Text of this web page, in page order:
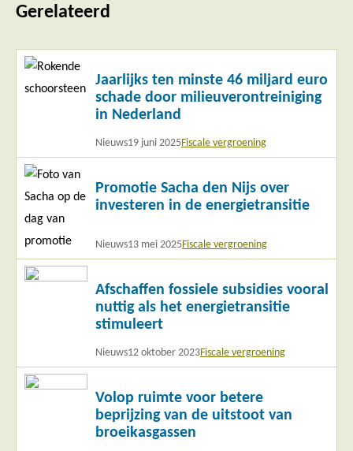
Gerelateerd
Jaarlijks ten minste 46 miljard euro
schade door milieuverontreiniging
in Nederland
Nieuws19 juni 2025Fiscale vergroening
Lees
meer
Promotie Sacha den Nijs over
investeren in de energietransitie
Nieuws13 mei 2025Fiscale vergroening
Lees
meer
Afschaffen fossiele subsidies vooral
nuttig als het energietransitie
stimuleert
Nieuws12 oktober 2023Fiscale vergroening
Lees
Volop ruimte voor betere
beprijzing van de uitstoot van
broeikasgassen
Lees